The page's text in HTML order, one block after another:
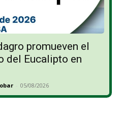
promueven el
del Eucalipto en
- 05/08/2026